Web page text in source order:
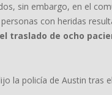
sin embargo, en el
con heridas
traslado de ocho
la policía de Austin tras